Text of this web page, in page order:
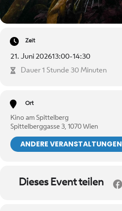
Zeit
21. Juni 202613:00-14:30
Dauer 1 Stunde 30 Minuten
Ort
Kino am Spittelberg
Spittelberggasse 3, 1070 Wien
ANDERE VERANSTALTUNGEN
Dieses Event teilen